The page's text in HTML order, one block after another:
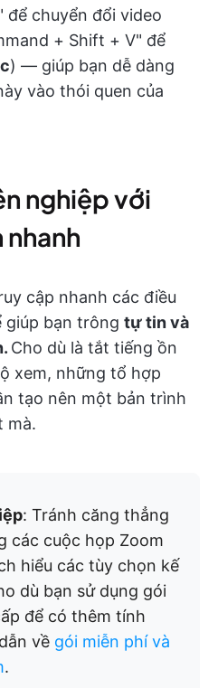
để chuyển đổi video
+ Shift + V" để
) — giúp bạn dễ dàng
vào thói quen của
nghiệp với
cập nhanh các điều
giúp bạn trông tự tin và
Cho dù là tắt tiếng ồn
xem, những tổ hợp
tạo nên một bản trình
mà.
: Tránh căng thẳng
các cuộc họp Zoom
hiểu các tùy chọn kế
dù bạn sử dụng gói
để có thêm tính
về gói miễn phí và
.